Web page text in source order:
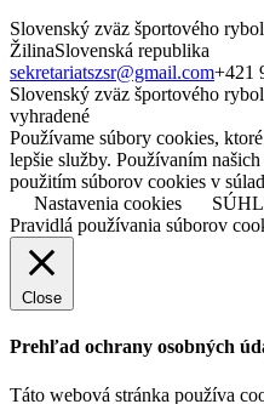
Slovenský zväz športového
ŽilinaSlovenská republika
sekretariatszsr@gmail.com+421
Slovenský zväz športového
vyhradené
Používame súbory cookies,
lepšie služby. Používaním
použitím súborov cookies v
Nastavenia cookies
Pravidlá používania súborov
Close
Prehľad ochrany osobných
Táto webová stránka používa